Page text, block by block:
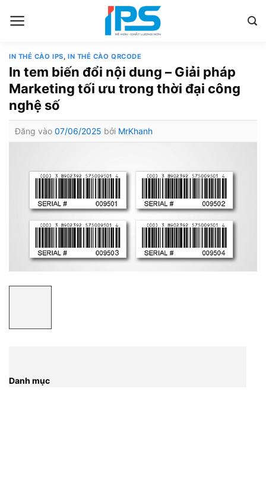
qua
dung
IN THẺ CÀO IPS, IN THẺ CÀO QRCODE
In tem biến đổi nội dung – Giải pháp
Marketing tối ưu trong thời đại công
nghệ số
Đăng vào 07/06/2025 bởi MrKhanh
Danh mục